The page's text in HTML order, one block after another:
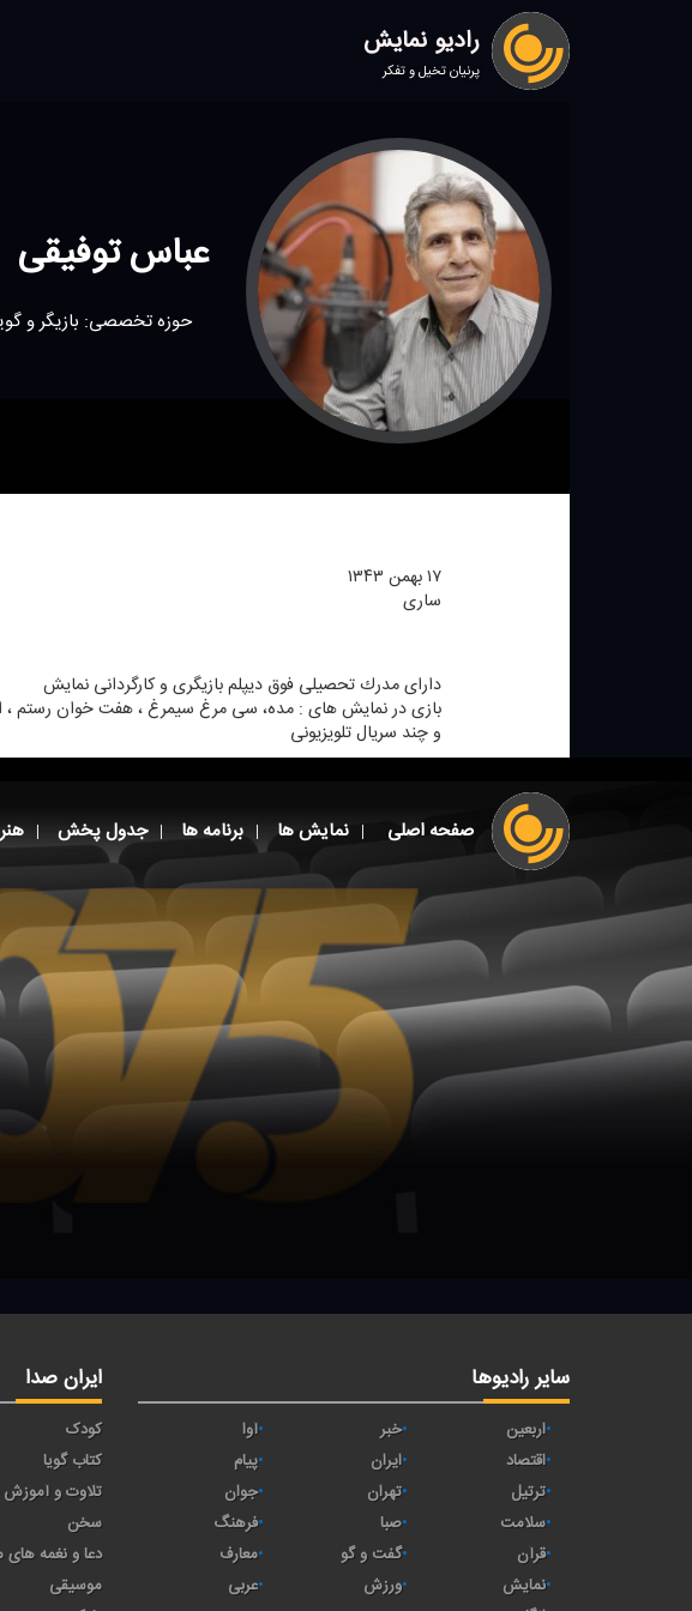
رادیو نمایش
پرنیان تخیل و تفکر
عباس توفیقی
حوزه تخصصی: بازیگر و
۱۷ بهمن ۱۳۴۳
ساری
دارای مدرك تحصیلی فوق دیپلم بازیگری و كارگردانی نمایش
بازی در نمایش های : مده، سی مرغ سیمرغ ، هفت خوان رستم ،
و چند سریال تلویزیونی
صفحه اصلی نمایش ها برنامه ها جدول پخش
سایر رادیوها
اربعین خبر
آوا
اقتصاد
ايران
پیام
ترتیل
تهران
جوان
سلامت
صبا
فرهنگ
قرآن
گفت و گو
معارف
نمایش
ورزش
عربی
ایران صدا
کودک
کتاب گویا
تلاوت و آموزش
سخن
دعا و نغمه
موسیقی